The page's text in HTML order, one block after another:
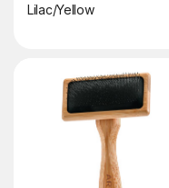
Lilac/Yellow